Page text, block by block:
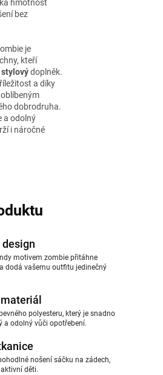
hmotnost
bez
je
kteří
stylovýdoplněk.
a díky
dobrodruha.
a odolný
i náročné
motivem zombie přitáhne
dodá vašemu outfitu jedinečný
polyesteru, který je snadno
a odolný vůči opotřebení.
nošení sáčku na zádech,
děti.